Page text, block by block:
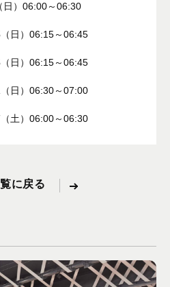
）06:00～06:30
）06:15～06:45
日）06:15～06:45
日）06:30～07:00
）06:00～06:30
に戻る